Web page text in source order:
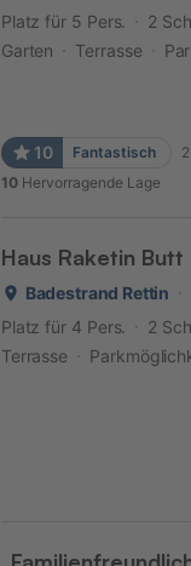
Platz für 5 Pers. 2
Garten
Terrasse
10 Fantastisch 2
10 Hervorragende Lage
Haus Raketin Butt
Badestrand Rettin
Platz für 4 Pers. 2
Terrasse